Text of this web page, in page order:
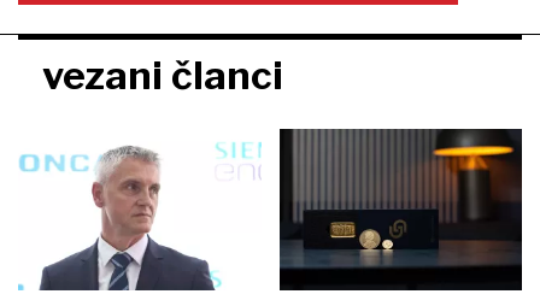
vezani članci